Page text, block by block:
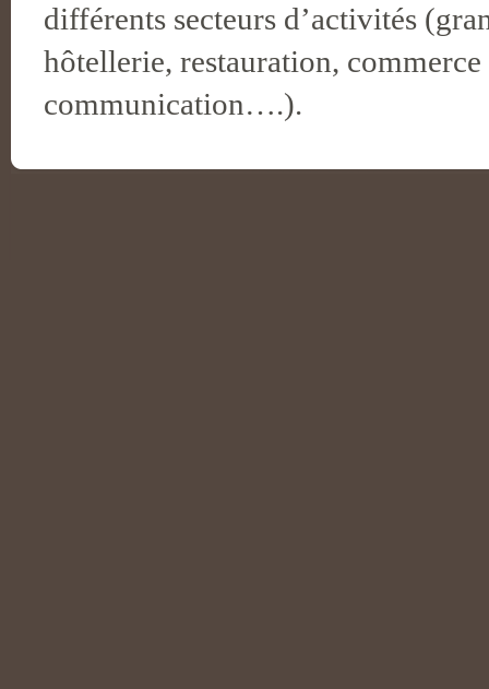
différents secteurs d’activités
hôtellerie, restauration,
communication….).